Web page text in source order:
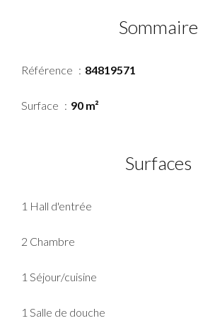
Sommaire
Référence 84819571
Surface 90 m²
Surfaces
1 Hall d'entrée
2 Chambre
1 Séjour/cuisine
1 Salle de douche